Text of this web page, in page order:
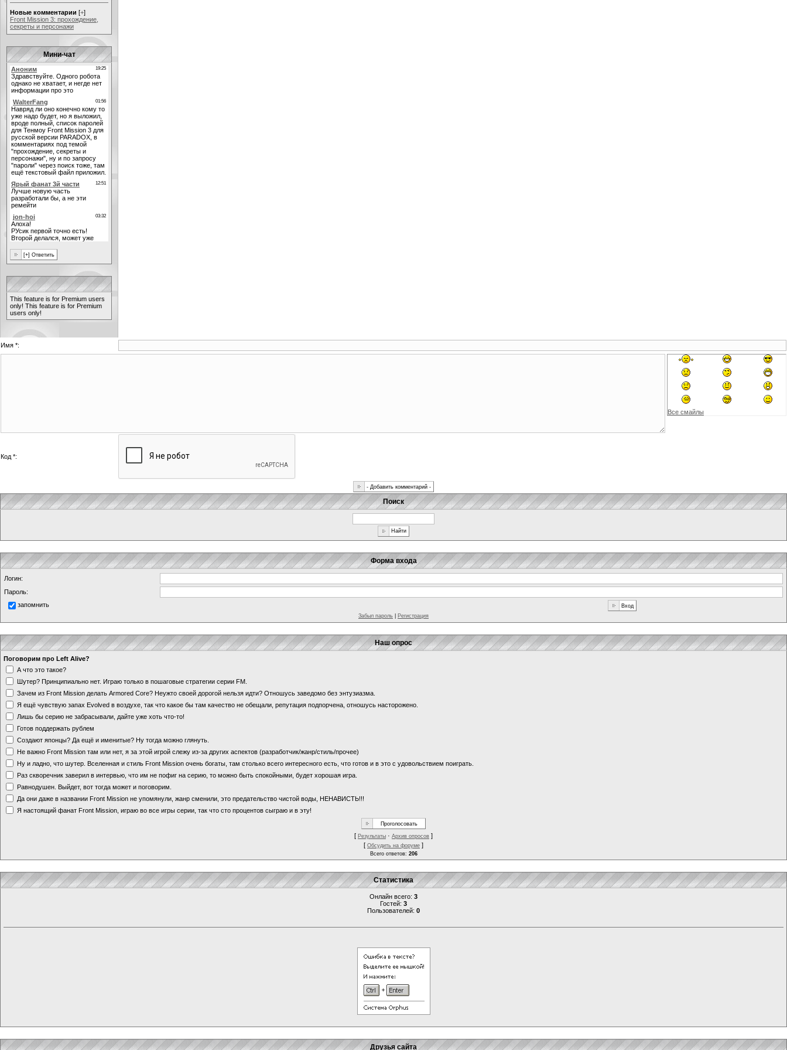
Новые комментарии [+]
Front Mission 3: прохождение,
секреты и персонажи
Мини-чат
This feature is for Premium users
only! This feature is for Premium
users only!
Имя *:
Все смайлы
Код *:
Поиск
Форма входа
Логин:
Пароль:
запомнить
Забыл пароль Регистрация
Наш опрос
Поговорим про Left Alive?
А что это такое?
Шутер? Принципиально нет. Играю только в пошаговые стратегии серии FM.
Зачем из Front Mission делать Armored Core? Неужто своей дорогой нельзя идти? Отношусь заведомо без энтузиазма.
Я ещё чувствую запах Evolved в воздухе, так что какое бы там качество не обещали, репутация подпорчена, отношусь насторожено.
Лишь бы серию не забрасывали, дайте уже хоть что-то!
Готов поддержать рублем
Создают японцы? Да ещё и именитые? Ну тогда можно глянуть.
Не важно Front Mission там или нет, я за этой игрой слежу из-за других аспектов (разработчик/жанр/стиль/прочее)
Ну и ладно, что шутер. Вселенная и стиль Front Mission очень богаты, там столько всего интересного есть, что готов и в это с удовольствием поиграть.
Раз скворечник заверил в интервью, что им не пофиг на серию, то можно быть спокойными, будет хорошая игра.
Равнодушен. Выйдет, вот тогда может и поговорим.
Да они даже в названии Front Mission не упомянули, жанр сменили, это предательство чистой воды, НЕНАВИСТЬ!!!
Я настоящий фанат Front Mission, играю во все игры серии, так что сто процентов сыграю и в эту!
[ Результаты · Архив опросов ]
[ Обсудить на форуме ]
Всего ответов: 206
Статистика
Онлайн всего: 3
Гостей: 3
Пользователей: 0
Друзья сайта